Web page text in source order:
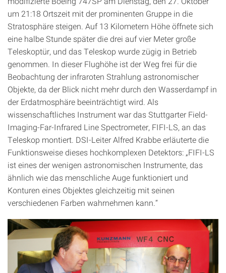
um 21:18 Ortszeit mit der prominenten Gruppe in die
Stratosphäre steigen. Auf 13 Kilometern Höhe öffnete sich
eine halbe Stunde später die drei auf vier Meter große
Teleskoptür, und das Teleskop wurde zügig in Betrieb
genommen. In dieser Flughöhe ist der Weg frei für die
Beobachtung der infraroten Strahlung astronomischer
Objekte, da der Blick nicht mehr durch den Wasserdampf in
der Erdatmosphäre beeinträchtigt wird. Als
wissenschaftliches Instrument war das Stuttgarter Field-
Imaging-Far-Infrared Line Spectrometer, FIFI-LS, an das
Teleskop montiert. DSI-Leiter Alfred Krabbe erläuterte die
Funktionsweise dieses hochkomplexen Detektors: „FIFI-LS
ist eines der wenigen astronomischen Instrumente, das
ähnlich wie das menschliche Auge funktioniert und
Konturen eines Objektes gleichzeitig mit seinen
verschiedenen Farben wahrnehmen kann.“